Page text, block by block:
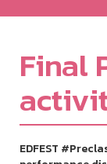
Final
EDFEST